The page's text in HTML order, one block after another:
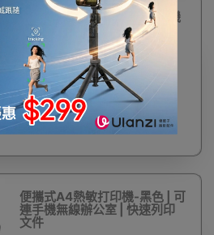
Paperang P1 口袋隨身影印機
| 藍芽手機傳輸 照片文字列印
機喵喵機 - 白色
$270 $330
便攜式A4熱敏打印機-黑色 | 可
連手機無線辦公室 | 快速列印
文件